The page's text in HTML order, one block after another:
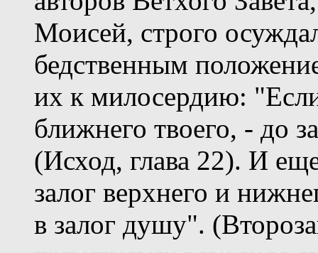
Моисей, строго
бедственным
их к милосердию:
ближнего твоего, - до
(Исход, глава 22). И
залог верхнего и
в залог душу".